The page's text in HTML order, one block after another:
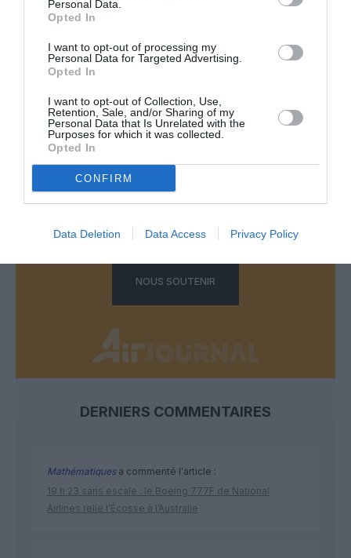
Personal Data.
Opted In
I want to opt-out of processing my
Personal Data for Targeted Advertising.
Opted In
I want to opt-out of Collection, Use,
Retention, Sale, and/or Sharing of my
Personal Data that Is Unrelated with the
Purposes for which it was collected.
Opted In
CONFIRM
Data Deletion Data Access Privacy Policy
FAIRE UN DON
Appel aux lecteurs !
Soutenez Air Journal participezà son
développement !
NOUS SOUTENIR
DERNIERS COMMENTAIRES
Mathématiquesa commenté l'article :
19 h 23 sans escale : le Boeing 777F de National
Airlines relie l’Écosse à l’Australie